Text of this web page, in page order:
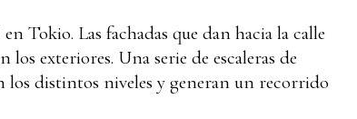
Tokio. Las fachadas que dan hacia la calle
exteriores. Una serie de escaleras de
los distintos niveles y generan un recorrido